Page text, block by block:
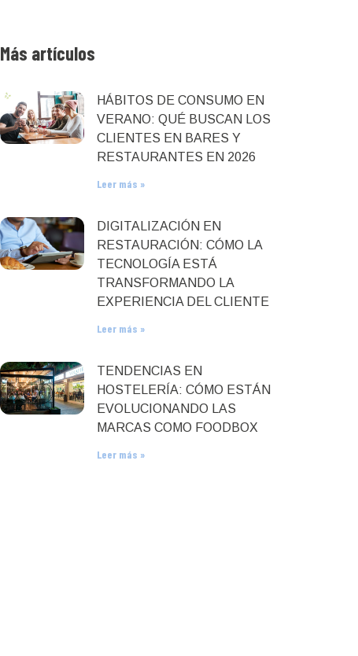
Más artículos
HÁBITOS DE CONSUMO EN
VERANO: QUÉ BUSCAN LOS
CLIENTES EN BARES Y
RESTAURANTES EN 2026
Leer más »
DIGITALIZACIÓN EN
RESTAURACIÓN: CÓMO LA
TECNOLOGÍA ESTÁ
TRANSFORMANDO LA
EXPERIENCIA DEL CLIENTE
Leer más »
TENDENCIAS EN
HOSTELERÍA: CÓMO ESTÁN
EVOLUCIONANDO LAS
MARCAS COMO FOODBOX
Leer más »